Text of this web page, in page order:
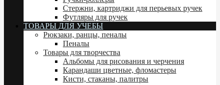
Стержни, картриджи для перьевых ручек
Футляры для ручек
ТОВАРЫ ДЛЯ УЧЕБЫ
Рюкзаки, ранцы, пеналы
Пеналы
Товары для творчества
Альбомы для рисования и черчения
Карандаши цветные, фломастеры
Кисти, стаканы, палитры